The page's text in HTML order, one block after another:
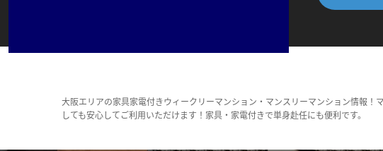
大阪エリアの家具家電付きウィークリーマンション・マンスリーマンション情報
しても安心してご利用いただけます！家具・家電付きで単身赴任にも便利です。